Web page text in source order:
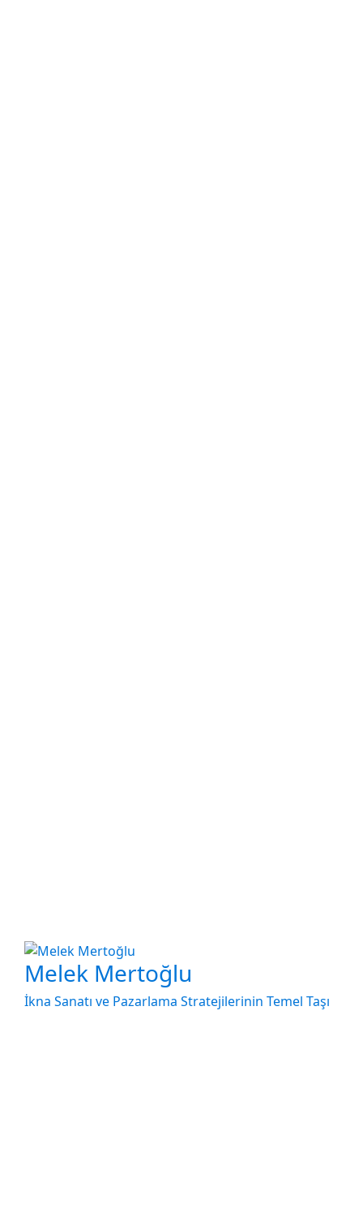
Melek Mertoğlu
İkna Sanatı ve Pazarlama Stratejilerinin Temel Taşı